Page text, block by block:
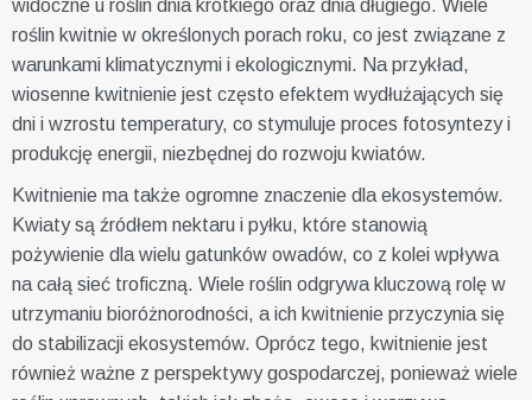
widoczne u roślin dnia krótkiego oraz dnia długiego. Wiele
roślin kwitnie w określonych porach roku, co jest związane z
warunkami klimatycznymi i ekologicznymi. Na przykład,
wiosenne kwitnienie jest często efektem wydłużających się
dni i wzrostu temperatury, co stymuluje proces fotosyntezy i
produkcję energii, niezbędnej do rozwoju kwiatów.
Kwitnienie ma także ogromne znaczenie dla ekosystemów.
Kwiaty są źródłem nektaru i pyłku, które stanowią
pożywienie dla wielu gatunków owadów, co z kolei wpływa
na całą sieć troficzną. Wiele roślin odgrywa kluczową rolę w
utrzymaniu bioróżnorodności, a ich kwitnienie przyczynia się
do stabilizacji ekosystemów. Oprócz tego, kwitnienie jest
również ważne z perspektywy gospodarczej, ponieważ wiele